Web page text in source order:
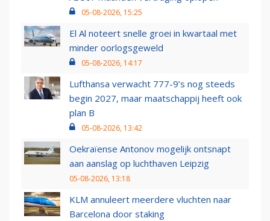
05-08-2026, 15:25
El Al noteert snelle groei in kwartaal met
minder oorlogsgeweld
05-08-2026, 14:17
Lufthansa verwacht 777-9’s nog steeds
begin 2027, maar maatschappij heeft ook
plan B
05-08-2026, 13:42
Oekraïense Antonov mogelijk ontsnapt
aan aanslag op luchthaven Leipzig
05-08-2026, 13:18
KLM annuleert meerdere vluchten naar
Barcelona door staking